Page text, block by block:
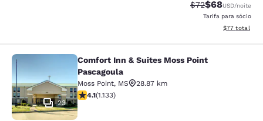
Tarifa anterior
$72Tarifa com
$68USD/noite
Tarifa para sócio
Exibir
$77 total
Comfort Inn & Suites Moss Point
23
Comfort Inn & Suites Moss Point
Pascagoula
Moss Point, MS
28.87 km
classificação 4.09 estrelas. Muito bom. 1133
4.1(1.133)